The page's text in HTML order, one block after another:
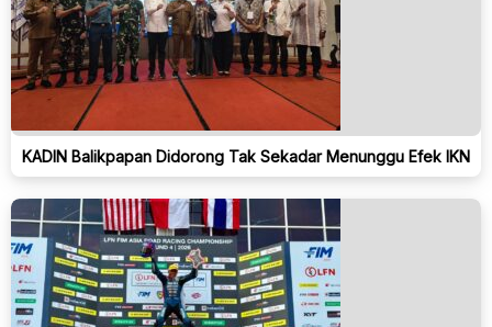
KADIN Balikpapan Didorong Tak Sekadar Menunggu Efek IKN